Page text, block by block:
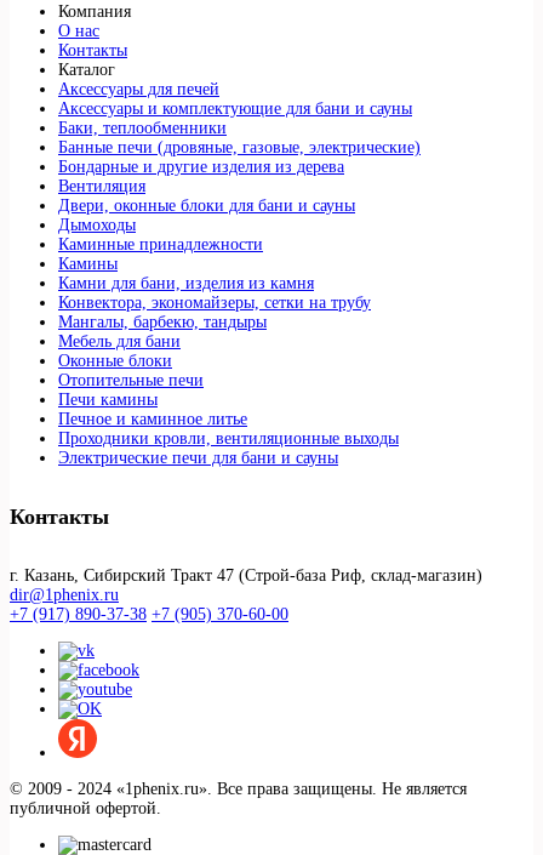
Компания
О нас
Контакты
Каталог
Аксессуары для печей
Аксессуары и комплектующие для бани и сауны
Баки, теплообменники
Банные печи (дровяные, газовые, электрические)
Бондарные и другие изделия из дерева
Вентиляция
Двери, оконные блоки для бани и сауны
Дымоходы
Каминные принадлежности
Камины
Камни для бани, изделия из камня
Конвектора, экономайзеры, сетки на трубу
Мангалы, барбекю, тандыры
Мебель для бани
Оконные блоки
Отопительные печи
Печи камины
Печное и каминное литье
Проходники кровли, вeнтиляционные выходы
Электрические печи для бани и сауны
Контакты
г. Казань, Сибирский Тракт 47 (Строй-база Риф, склад-магазин)
dir@1phenix.ru
+7 (917) 890-37-38 +7 (905) 370-60-00
© 2009 - 2024 «1phenix.ru». Все права защищены. Не является
публичной офертой.